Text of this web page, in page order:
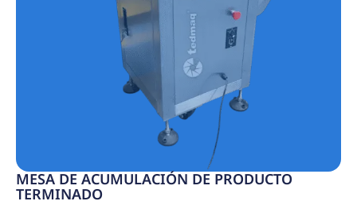
MESA DE ACUMULACIÓN DE PRODUCTO
TERMINADO